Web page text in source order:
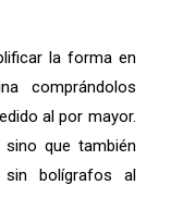
la forma en
comprándolos
al por mayor.
que también
sin bolígrafos al